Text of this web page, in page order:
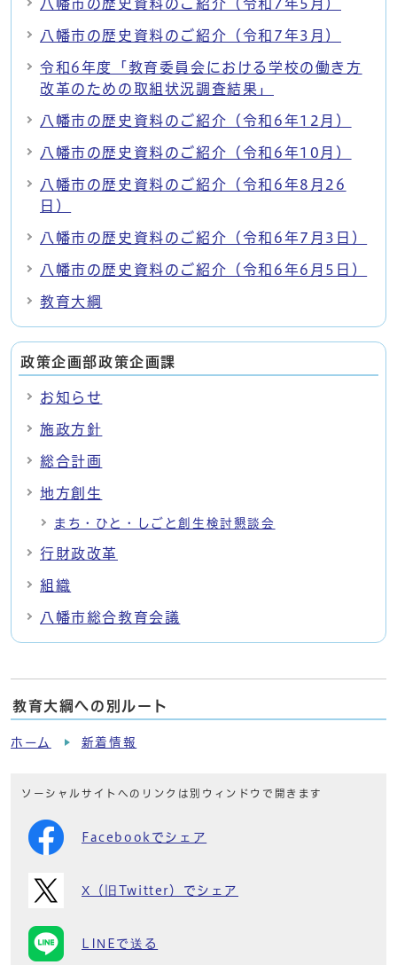
八幡市の歴史資料のご紹介（令和7年5月）
八幡市の歴史資料のご紹介（令和7年3月）
令和6年度「教育委員会における学校の働き方
改革のための取組状況調査結果」
八幡市の歴史資料のご紹介（令和6年12月）
八幡市の歴史資料のご紹介（令和6年10月）
八幡市の歴史資料のご紹介（令和6年8月26
日）
八幡市の歴史資料のご紹介（令和6年7月3日）
八幡市の歴史資料のご紹介（令和6年6月5日）
教育大綱
政策企画部政策企画課
お知らせ
施政方針
総合計画
地方創生
まち・ひと・しごと創生検討懇談会
行財政改革
組織
八幡市総合教育会議
教育大綱への別ルート
ホーム 新着情報
ソーシャルサイトへのリンクは別ウィンドウで開きます
Facebookでシェア
X（旧Twitter）でシェア
LINEで送る